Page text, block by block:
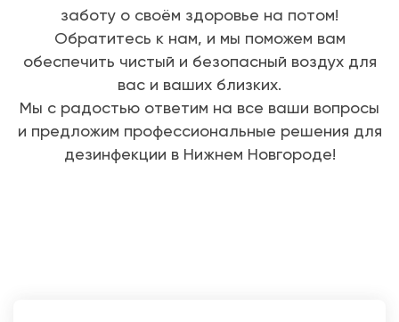
заботу о своём здоровье на потом!
Обратитесь к нам, и мы поможем вам
обеспечить чистый и безопасный воздух для
вас и ваших близких.
Мы с радостью ответим на все ваши вопросы
и предложим профессиональные решения для
дезинфекции в Нижнем Новгороде!